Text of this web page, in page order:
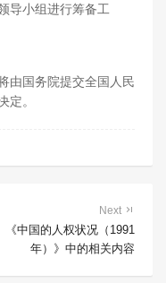
导小组进行筹备工
由国务院提交全国人民
定。
Next
《中国的人权状况（1991
年）》中的相关内容